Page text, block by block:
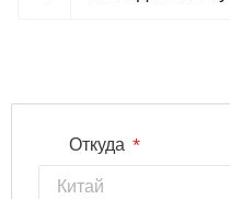
Откуда *